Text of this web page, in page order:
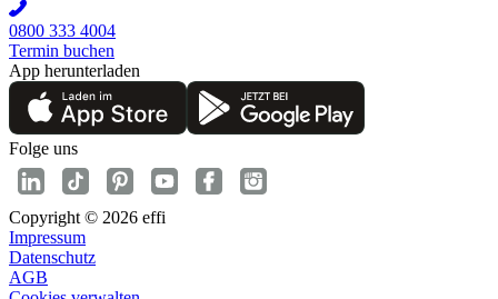
0800 333 4004
Termin buchen
App herunterladen
Folge uns
Copyright © 2026 effi
Impressum
Datenschutz
AGB